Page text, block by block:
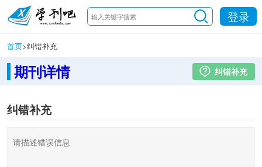
登录
首页>纠错补充
期刊详情 纠错补充
纠错补充